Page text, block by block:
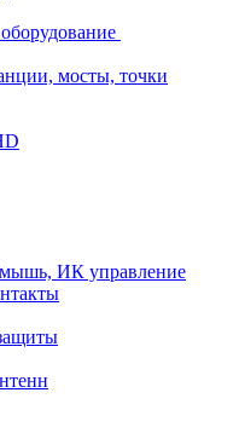
мосты, точки
мышь, ИК управление